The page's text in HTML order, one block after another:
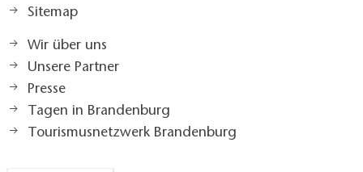
Sitemap
Wir über uns
Unsere Partner
Presse
Tagen in Brandenburg
Tourismusnetzwerk Brandenburg